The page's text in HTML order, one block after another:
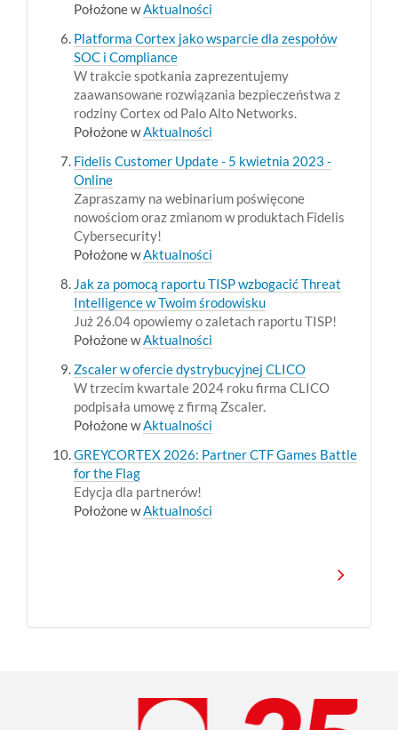
Położone wAktualności
Platforma Cortex jako wsparcie dla zespołów
SOC i Compliance
W trakcie spotkania zaprezentujemy
zaawansowane rozwiązania bezpieczeństwa z
rodziny Cortex od Palo Alto Networks.
Położone wAktualności
Fidelis Customer Update - 5 kwietnia 2023 -
Online
Zapraszamy na webinarium poświęcone
nowościom oraz zmianom w produktach Fidelis
Cybersecurity!
Położone wAktualności
Jak za pomocą raportu TISP wzbogacić Threat
Intelligence w Twoim środowisku
Już 26.04 opowiemy o zaletach raportu TISP!
Położone wAktualności
Zscaler w ofercie dystrybucyjnej CLICO
W trzecim kwartale 2024 roku firma CLICO
podpisała umowę z firmą Zscaler.
Położone wAktualności
GREYCORTEX 2026: Partner CTF Games Battle
for the Flag
Edycja dla partnerów!
Położone wAktualności